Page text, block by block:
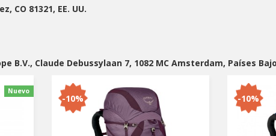
CO 81321, EE. UU.
B.V., Claude Debussylaan 7, 1082 MC Amsterdam, Países
Nuevo
-10% -10%